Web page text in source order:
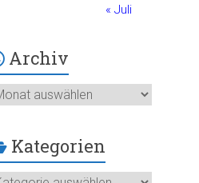
« Juli
Archiv
Kategorien